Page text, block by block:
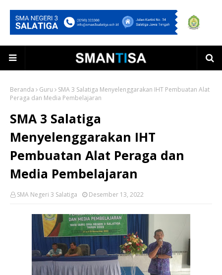
Beranda Guru
SMA 3 Salatiga Menyelenggarakan IHT Pembuatan Alat
Peraga dan Media Pembelajaran
SMA 3 Salatiga
Menyelenggarakan IHT
Pembuatan Alat Peraga dan
Media Pembelajaran
SMA Negeri 3 Salatiga Desember 13, 2022